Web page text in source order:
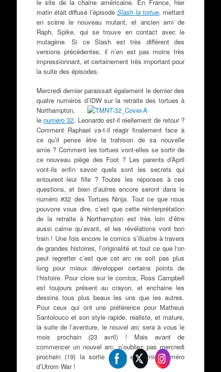
le site de la chaine américaine. En France, hier
matin était diffusé l’épisodeSlash la tortue, mettant
en scène le nouveau mutant, et ancien ami de
Raph, Spike, qui se trouve en contact avec le
mutagène. Si ce Slash est très différent des
versions précédentes, il n’en est pas moins très
impressionnant, et certainement très important pour
la suite des épisodes.
Mercredi dernier paraissait également le dernier des
quatre numéros d’IDW sur la retraite des tortues à
Northampton,
le numéro 32. Leonardo est-il réellement de retour ?
Comment Raphael va-t-il réagir finalement face à
ce qu’il pense être la trahison de sa nouvelle
amie ? Comment les tortues vont-elles se sortir de
ce nouveau piège des Foot ? Les parents d’April
vont-ils enfin savoir quels sont les secrets qui
entourent leur fille ? Toutes les réponses à ces
questions, et bien d’autres encore seront dans le
numéro #32 des Tortues Ninja. Tout ce que nous
pouvons vous dire, c’est que cette réinterprétation
de la retraite à Northampton est très loin d’être
aussi calme qu’avant, et les révélations vont bon
train ! Une fois encore le comics s’illustre à travers
de grandes histoires, l’originalité et tout ce que l‘on
peut regretter c’est que cet arc ne soit pas plus
long pour mieux développer certains points de
l‘histoire. Pour clore sur le comics, Ross Campbell
est toujours présent au crayon, et enchaine les
dessins tous plus beaux les uns que les autres.
Pour ceux qui ont une préférence pour Matheus
Santolouco et son style rapide, réaliste, et mature,
la suite de l’aventure, le nouvel arc sera à vous le
mois prochain (23 avril) ! Mais avant de
commencer un nouvel arc, n’oubliez pas mercredi
prochain (19) la sortie du 3
eet dernier numéro
d’Utrom War !